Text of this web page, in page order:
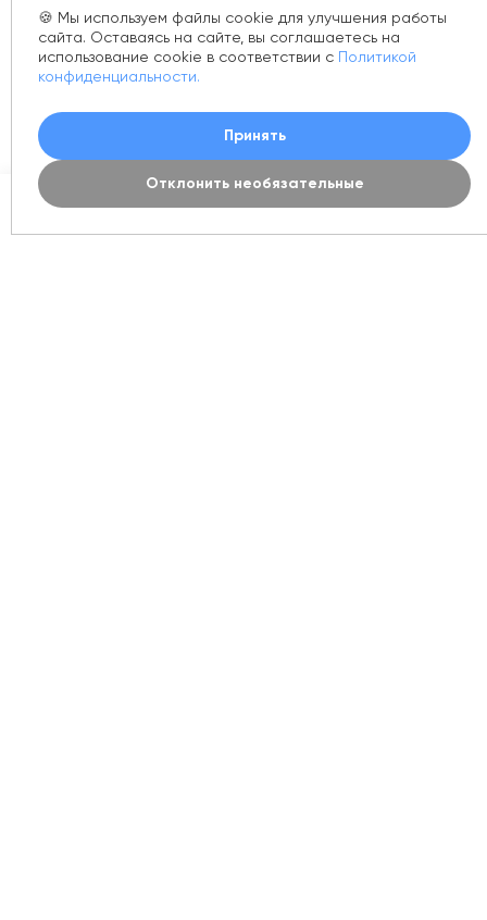
🍪 Мы используем файлы cookie для улучшения работы
сайта. Оставаясь на сайте, вы соглашаетесь на
использование cookie в соответствии с Политикой
конфиденциальности.
Принять
Отклонить необязательные